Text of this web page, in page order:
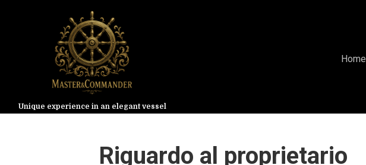
Unique experience in an elegant vessel
Home
Riguardo al proprietario